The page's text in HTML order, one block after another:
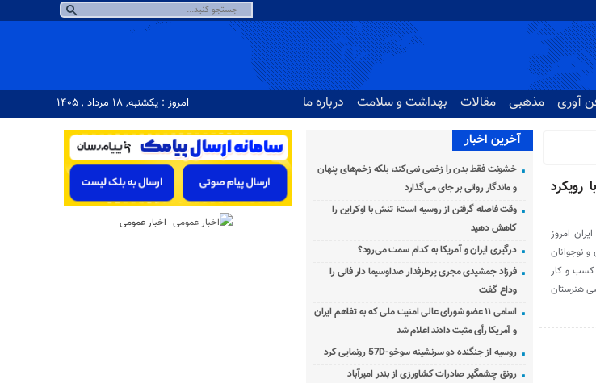
آوری مذهبی مقالات بهداشت و سلامت درباره ما امروز : یکشنبه, ۱۸ مرداد , ۱۴۰۵
رویکرد
امروز
و نوجوانان
کسب و کار
هنرستان
آخرین اخبار
خشونت فقط بدن را زخمی نمی‌کند، بلکه زخم‌های پنهان
و ماندگار روانی بر جای می‌گذارد
وقت فاصله گرفتن از روسیه است؛ تنش با اوکراین را
کاهش دهید
درگیری ایران و آمریکا به کدام سمت می‌رود؟
فرزاد جمشیدی مجری پرطرفدار صداوسیما دار فانی را
وداع گفت
اسامی ۱۱ عضو شورای عالی امنیت ملی که به تفاهم ایران
و آمریکا رأی مثبت دادند اعلام شد
روسیه از جنگنده دو سرنشینه سوخو-57D رونمایی کرد
رونق چشمگیر صادرات کشاورزی از بندر امیرآباد
اخبار عمومی